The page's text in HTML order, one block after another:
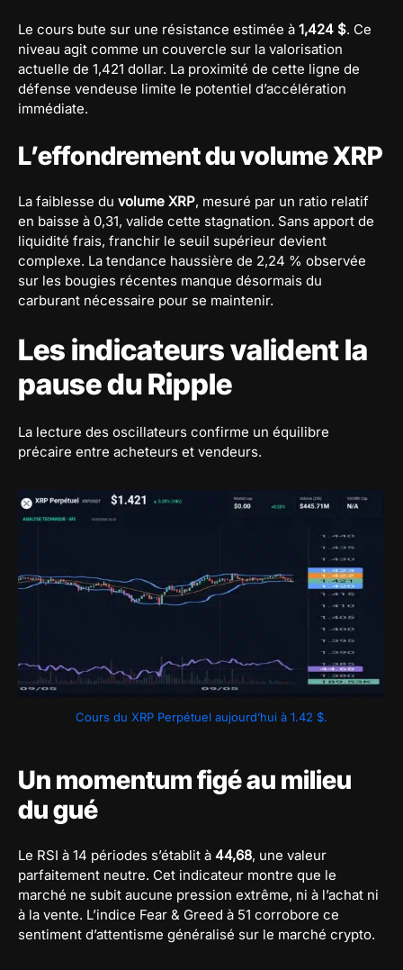
Le cours bute sur une résistance estimée à 1,424 $. Ce
niveau agit comme un couvercle sur la valorisation
actuelle de 1,421 dollar. La proximité de cette ligne de
défense vendeuse limite le potentiel d’accélération
immédiate.
L’effondrement du volume XRP
La faiblesse du volume XRP, mesuré par un ratio relatif
en baisse à 0,31, valide cette stagnation. Sans apport de
liquidité frais, franchir le seuil supérieur devient
complexe. La tendance haussière de 2,24 % observée
sur les bougies récentes manque désormais du
carburant nécessaire pour se maintenir.
Les indicateurs valident la
pause du Ripple
La lecture des oscillateurs confirme un équilibre
précaire entre acheteurs et vendeurs.
Cours du XRP Perpétuel aujourd’hui à 1.42 $.
Un momentum figé au milieu
du gué
Le RSI à 14 périodes s’établit à 44,68, une valeur
parfaitement neutre. Cet indicateur montre que le
marché ne subit aucune pression extrême, ni à l’achat ni
à la vente. L’indice Fear & Greed à 51 corrobore ce
sentiment d’attentisme généralisé sur le marché crypto.